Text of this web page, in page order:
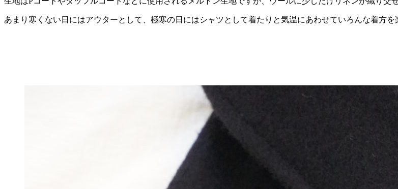
あまり寒くない日にはアウターとして、極寒の日にはシャツとして着たりと気温にあわせていろんな着方を